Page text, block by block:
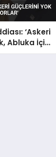
‘Askeri
Abluka İçin